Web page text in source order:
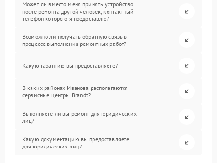
Может ли вместо меня принять устройство
после ремонта другой человек, контактный
телефон которого я предоставлю?
Возможно ли получать обратную связь в
процессе выполнения ремонтных работ?
Какую гарантию вы предоставляете?
В каких районах Иванова располагаются
сервисные центры Brandt?
Выполняете ли вы ремонт для юридических
лиц?
Какую документацию вы предоставляете
для юридических лиц?